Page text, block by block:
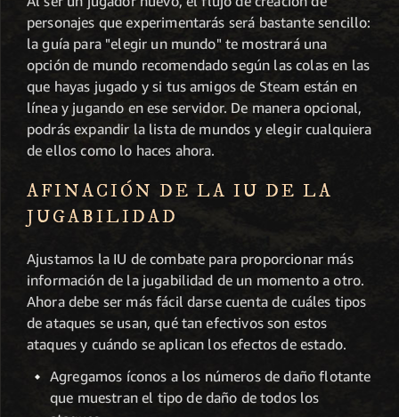
personajes que experimentarás será bastante sencillo:
la guía para "elegir un mundo" te mostrará una
opción de mundo recomendado según las colas en las
que hayas jugado y si tus amigos de Steam están en
línea y jugando en ese servidor. De manera opcional,
podrás expandir la lista de mundos y elegir cualquiera
de ellos como lo haces ahora.
AFINACIÓN DE LA IU DE LA
JUGABILIDAD
Ajustamos la IU de combate para proporcionar más
información de la jugabilidad de un momento a otro.
Ahora debe ser más fácil darse cuenta de cuáles tipos
de ataques se usan, qué tan efectivos son estos
ataques y cuándo se aplican los efectos de estado.
Agregamos íconos a los números de daño flotante
que muestran el tipo de daño de todos los